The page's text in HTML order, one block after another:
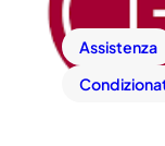
Assistenza